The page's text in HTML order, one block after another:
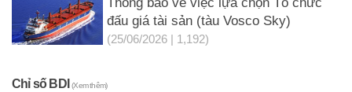
đấu giá tài sản (tàu Vosco Sky)
(25/06/2026 | 1,192)
Chỉ số BDI(Xem thêm)